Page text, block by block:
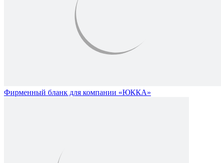
Фирменный бланк для компании «ЮККА»